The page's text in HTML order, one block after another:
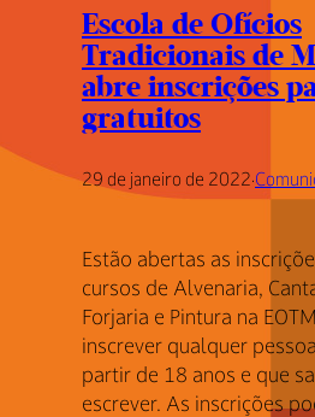
Escola de Ofícios
Tradicionais de
abre inscrições
gratuitos
29 de janeiro de 2022·
Estão abertas as
cursos de Alvenaria,
Forjaria e Pintura na
inscrever qualquer
partir de 18 anos e que
escrever. As inscrições